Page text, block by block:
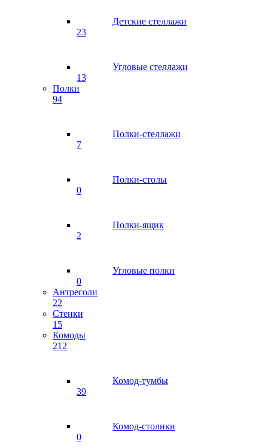
Детские стеллажи
23
Угловые стеллажи
13
Полки
94
Полки-стеллажи
7
Полки-столы
0
Полки-ящик
2
Угловые полки
0
Антресоли
22
Стенки
15
Комоды
212
Комод-тумбы
39
Комод-столики
0